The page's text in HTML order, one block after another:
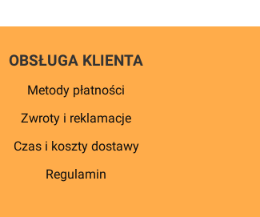
OBSŁUGA KLIENTA
Metody płatności
Zwroty i reklamacje
Czas i koszty dostawy
Regulamin